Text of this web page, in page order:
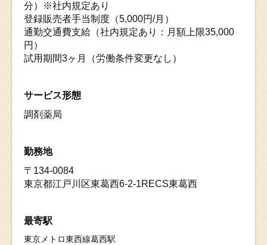
分）※社内規定あり
登録販売者手当制度（5,000円/月）
通勤交通費支給（社内規定あり：月額上限35,000
円）
試用期間3ヶ月（労働条件変更なし）
サービス形態
調剤薬局
勤務地
〒134-0084
東京都江戸川区東葛西6-2-1RECS東葛西
最寄駅
東京メトロ東西線葛西駅